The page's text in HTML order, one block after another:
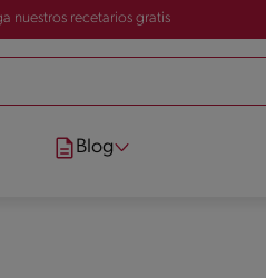
nuestros recetarios gratis
Blog